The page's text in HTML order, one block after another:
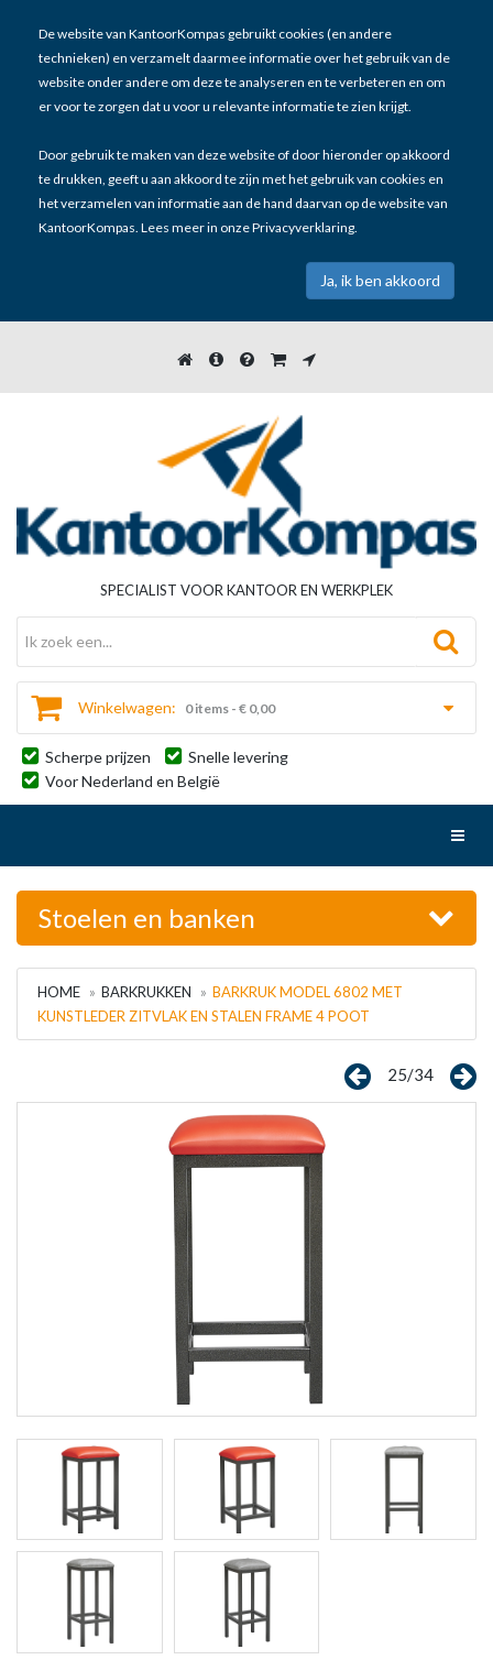
De website van KantoorKompas gebruikt cookies (en andere
technieken) en verzamelt daarmee informatie over het gebruik van de
website onder andere om deze te analyseren en te verbeteren en om
er voor te zorgen dat u voor u relevante informatie te zien krijgt.
Door gebruik te maken van deze website of door hieronder op akkoord
te drukken, geeft u aan akkoord te zijn met het gebruik van cookies en
het verzamelen van informatie aan de hand daarvan op de website van
KantoorKompas. Lees meer in onzePrivacyverklaring.
SPECIALIST VOOR KANTOOR EN WERKPLEK
Winkelwagen: 0 items - € 0,00
Scherpe prijzen
Snelle levering
Voor Nederland en België
Stoelen en banken
HOME BARKRUKKEN
BARKRUK MODEL 6802 MET
KUNSTLEDER ZITVLAK EN STALEN FRAME 4 POOT
25/34